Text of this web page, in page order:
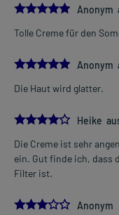
5.0Anonym
Tolle Creme für den
5.0Anonym
Die Haut wird glatter.
4.0
Heike
Die Creme ist sehr
ein. Gut finde ich, dass
Filter ist.
3.0Anonym